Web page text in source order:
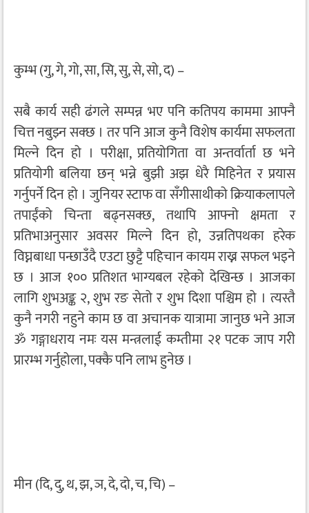
कुम्भ (गु, गे, गो, सा, सि, सु, से, सो, द) –
सबै कार्य सही ढंगले सम्पन्न भए पनि कतिपय काममा आफ्नै
चित्त नबुझ्न सक्छ । तर पनि आज कुनै विशेष कार्यमा सफलता
मिल्ने दिन हो । परीक्षा, प्रतियोगिता वा अन्तर्वार्ता छ भने
प्रतियोगी बलिया छन् भन्ने बुझी अझ धेरै मिहिनेत र प्रयास
गर्नुपर्ने दिन हो । जुनियर स्टाफ वा सँगीसाथीको क्रियाकलापले
तपाईंको चिन्ता बढ्नसक्छ, तथापि आफ्नो क्षमता र
प्रतिभाअनुसार अवसर मिल्ने दिन हो, उन्नतिपथका हरेक
विघ्नबाधा पन्छाउँदै एउटा छुट्टै पहिचान कायम राख्न सफल भइने
छ । आज १०० प्रतिशत भाग्यबल रहेको देखिन्छ । आजका
लागि शुभअङ्क २, शुभ रङ सेतो र शुभ दिशा पश्चिम हो । त्यस्तै
कुनै नगरी नहुने काम छ वा अचानक यात्रामा जानुछ भने आज
ॐ गङ्गाधराय नमः यस मन्त्रलाई कम्तीमा २१ पटक जाप गरी
प्रारम्भ गर्नुहोला, पक्कै पनि लाभ हुनेछ ।
मीन (दि, दु, थ, झ, ञ, दे, दो, च, चि) –